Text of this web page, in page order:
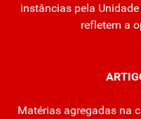
instâncias pela
refletem a
Matérias agregadas na